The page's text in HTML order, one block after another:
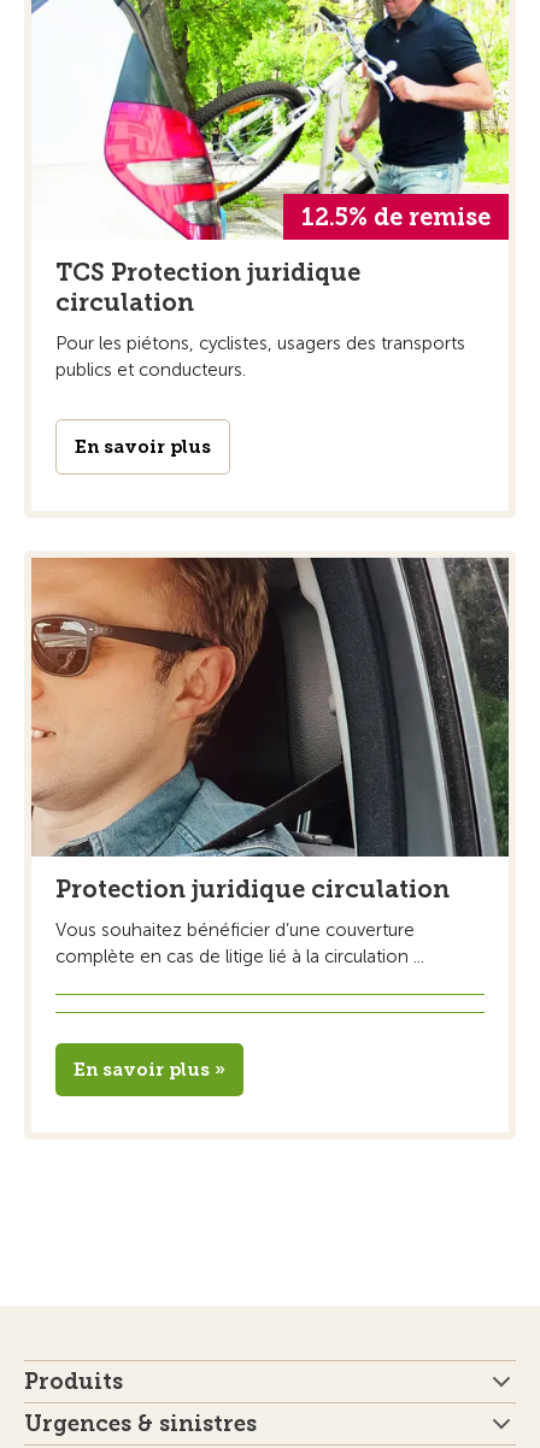
12.5% de remise
TCS Protection juridique
circulation
Pour les piétons, cyclistes, usagers des transports
publics et conducteurs.
En savoir plus
Protection juridique circulation
Vous souhaitez bénéficier d’une couverture
complète en cas de litige lié à la circulation ...
En savoir plus »
Produits
Urgences & sinistres